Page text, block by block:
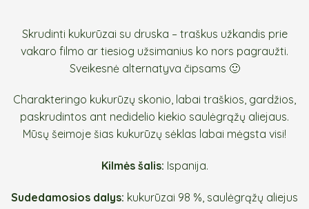
Skrudinti kukurūzai su druska – traškus užkandis prie
vakaro filmo ar tiesiog užsimanius ko nors pagraužti.
Sveikesnė alternatyva čipsams 🙂
Charakteringo kukurūzų skonio, labai traškios, gardžios,
paskrudintos ant nedidelio kiekio saulėgrąžų aliejaus.
Mūsų šeimoje šias kukurūzų sėklas labai mėgsta visi!
Kilmės šalis: Ispanija.
Sudedamosios dalys: kukurūzai 98 %, saulėgrąžų aliejus